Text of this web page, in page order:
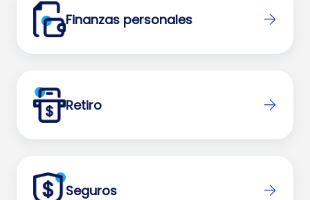
Finanzas personales
Retiro
Seguros